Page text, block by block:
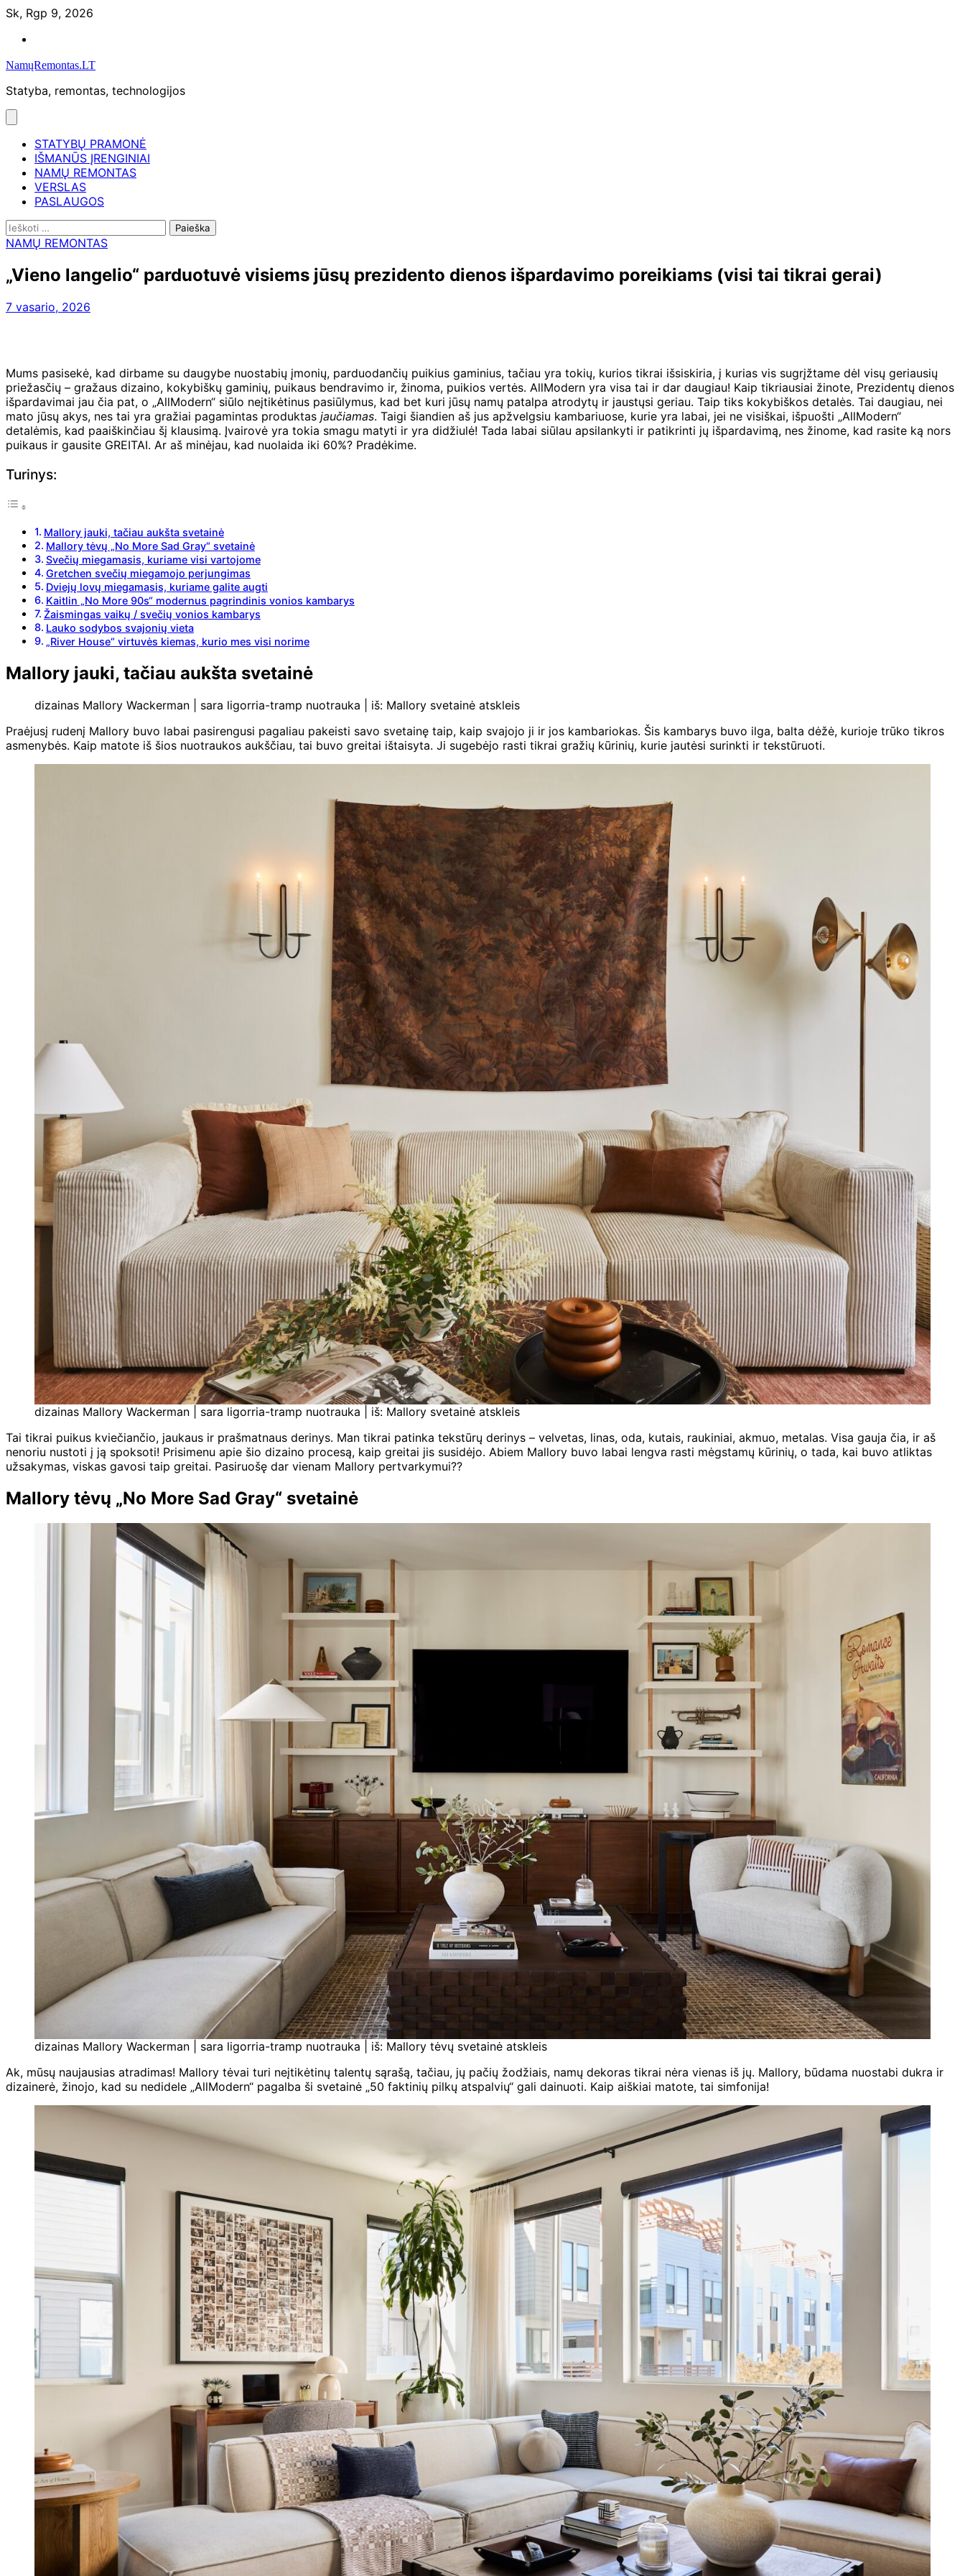
Skip
content
Sk, Rgp 9, 2026
NamųRemontas.LT
Statyba, remontas, technologijos
STATYBŲ PRAMONĖ
IŠMANŪS ĮRENGINIAI
NAMŲ REMONTAS
VERSLAS
PASLAUGOS
Ieškoti:
NAMŲ REMONTAS
„Vieno langelio“ parduotuvė visiems jūsų prezidento dienos išpardavimo poreikiams (visi tai tikrai gerai)
7 vasario, 2026
Mums pasisekė, kad dirbame su daugybe nuostabių įmonių, parduodančių puikius gaminius, tačiau yra tokių, kurios tikrai išsiskiria, į kurias vis sugrįžtame dėl visų geriausių
priežasčių – gražaus dizaino, kokybiškų gaminių, puikaus bendravimo ir, žinoma, puikios vertės. AllModern yra visa tai ir dar daugiau! Kaip tikriausiai žinote, Prezidentų dienos
išpardavimai jau čia pat, o „AllModern“ siūlo neįtikėtinus pasiūlymus, kad bet kuri jūsų namų patalpa atrodytų ir jaustųsi geriau. Taip tiks kokybiškos detalės. Tai daugiau, nei
mato jūsų akys, nes tai yra gražiai pagamintas produktas jaučiamas. Taigi šiandien aš jus apžvelgsiu kambariuose, kurie yra labai, jei ne visiškai, išpuošti „AllModern“
detalėmis, kad paaiškinčiau šį klausimą. Įvairovė yra tokia smagu matyti ir yra didžiulė! Tada labai siūlau apsilankyti ir patikrinti jų išpardavimą, nes žinome, kad rasite ką nors
puikaus ir gausite GREITAI. Ar aš minėjau, kad nuolaida iki 60%? Pradėkime.
Turinys:
Mallory jauki, tačiau aukšta svetainė
Mallory tėvų „No More Sad Gray“ svetainė
Svečių miegamasis, kuriame visi vartojome
Gretchen svečių miegamojo perjungimas
Dviejų lovų miegamasis, kuriame galite augti
Kaitlin „No More 90s“ modernus pagrindinis vonios kambarys
Žaismingas vaikų / svečių vonios kambarys
Lauko sodybos svajonių vieta
„River House“ virtuvės kiemas, kurio mes visi norime
Mallory jauki, tačiau aukšta svetainė
dizainas Mallory Wackerman | sara ligorria-tramp nuotrauka | iš: Mallory svetainė atskleis
Praėjusį rudenį Mallory buvo labai pasirengusi pagaliau pakeisti savo svetainę taip, kaip svajojo ji ir jos kambariokas. Šis kambarys buvo ilga, balta dėžė, kurioje trūko tikros
asmenybės. Kaip matote iš šios nuotraukos aukščiau, tai buvo greitai ištaisyta. Ji sugebėjo rasti tikrai gražių kūrinių, kurie jautėsi surinkti ir tekstūruoti.
dizainas Mallory Wackerman | sara ligorria-tramp nuotrauka | iš: Mallory svetainė atskleis
Tai tikrai puikus kviečiančio, jaukaus ir prašmatnaus derinys. Man tikrai patinka tekstūrų derinys – velvetas, linas, oda, kutais, raukiniai, akmuo, metalas. Visa gauja čia, ir aš
nenoriu nustoti į ją spoksoti! Prisimenu apie šio dizaino procesą, kaip greitai jis susidėjo. Abiem Mallory buvo labai lengva rasti mėgstamų kūrinių, o tada, kai buvo atliktas
užsakymas, viskas gavosi taip greitai. Pasiruošę dar vienam Mallory pertvarkymui??
Mallory tėvų „No More Sad Gray“ svetainė
dizainas Mallory Wackerman | sara ligorria-tramp nuotrauka | iš: Mallory tėvų svetainė atskleis
Ak, mūsų naujausias atradimas! Mallory tėvai turi neįtikėtinų talentų sąrašą, tačiau, jų pačių žodžiais, namų dekoras tikrai nėra vienas iš jų. Mallory, būdama nuostabi dukra ir
dizainerė, žinojo, kad su nedidele „AllModern“ pagalba ši svetainė „50 faktinių pilkų atspalvių“ gali dainuoti. Kaip aiškiai matote, tai simfonija!